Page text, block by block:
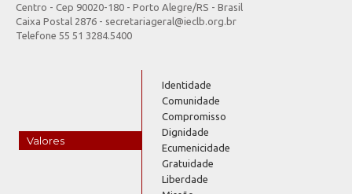
Centro - Cep 90020-180 - Porto Alegre/RS - Brasil
Caixa Postal 2876 - secretariageral@ieclb.org.br
Telefone 55 51 3284.5400
Valores
Identidade
Comunidade
Compromisso
Dignidade
Ecumenicidade
Gratuidade
Liberdade